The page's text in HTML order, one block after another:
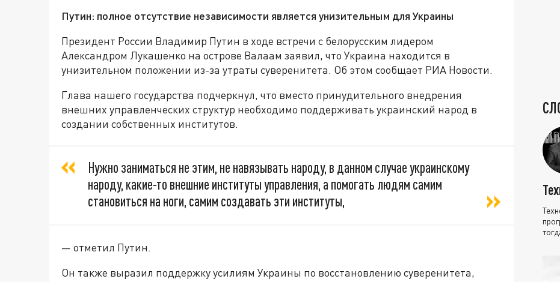
Путин: полное отсутствие независимости является унизительным для Украины
Президент России Владимир Путин в ходе встречи с белорусским лидером
Александром Лукашенко на острове Валаам заявил, что Украина находится в
унизительном положении из-за утраты суверенитета. Об этом сообщает РИА Новости.
Глава нашего государства подчеркнул, что вместо принудительного внедрения
внешних управленческих структур необходимо поддерживать украинский народ в
создании собственных институтов.
Нужно заниматься не этим, не навязывать народу, в данном случае украинскому
народу, какие-то внешние институты управления, а помогать людям самим
становиться на ноги, самим создавать эти институты,
— отметил Путин.
Он также выразил поддержку усилиям Украины по восстановлению суверенитета,